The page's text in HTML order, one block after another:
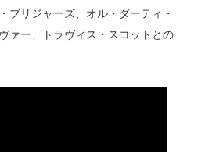
ブリジャーズ、オル・ダーティ・
ァー、トラヴィス・スコットとの